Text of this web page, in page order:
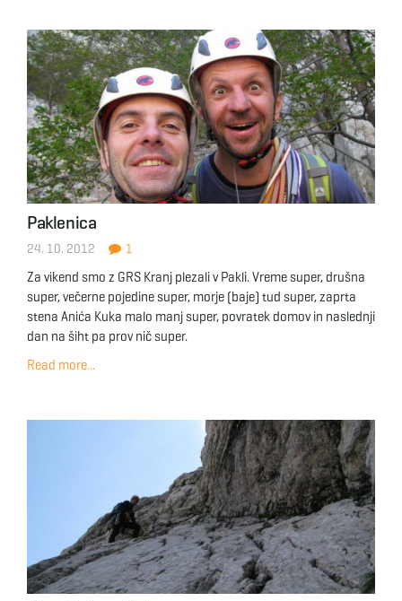
Paklenica
24. 10. 2012 1
Za vikend smo z GRS Kranj plezali v Pakli. Vreme super, drušna
super, večerne pojedine super, morje (baje) tud super, zaprta
stena Anića Kuka malo manj super, povratek domov in naslednji
dan na šiht pa prov nič super.
Read more...